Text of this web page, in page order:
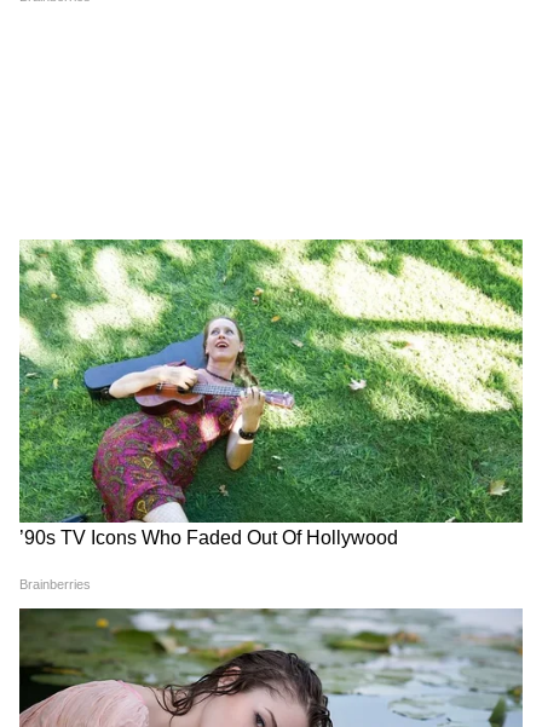
सदस्य और लगभग 5.50 लाख कॉलेज छात्र तथा 1.25
लाख विद्यार्थी प्रधानमंत्री को पोस्टकार्ड लिखकर आभार
व्यक्त कर चुके हैं।
राज्यभर के दूध संघ, डीसीसीबी, अमूल फेड और
जीएससी बैंक से प्राप्त पोस्टकार्डों की संख्या 75 लाख
से अधिक है।
इस अभियान को वर्ल्ड बुक ऑफ रिकॉर्ड, लिम्का बुक
ऑफ रिकॉर्ड में शामिल करने के लिए आवेदन किया
इस अनूठे अभियान पर आधारित ऑडियो-विजुअल
फिल्म का भी प्रदर्शन किया गया, जिसमें आम नागरिकों
और युवाओं की भागीदारी को दिखाया गया।
LATEST VIDEOS
Atiq Ahmed के बेटे की मौत पर घर पहुंचे
Akhilesh Yadav के विधायक, जमकर हो रही
फजीहत!
समुद्र की तरह क्यों हिल रहा था मोरबी के कुएं का
पानी? खुल गया सबसे बड़ा राज